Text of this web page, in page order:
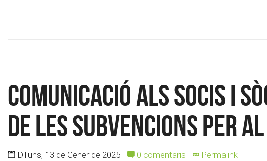
Comunicació als socis i
de les subvencions per
Dilluns, 13 de Gener de 2025 0 comentaris
Permalink